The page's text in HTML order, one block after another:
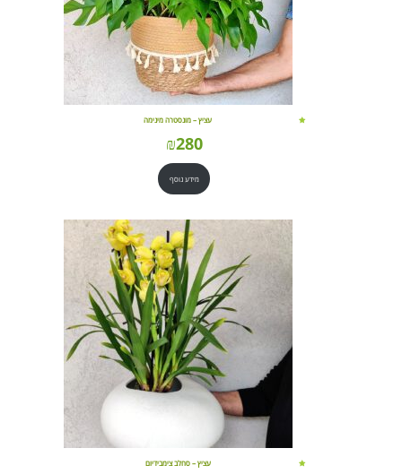
עציץ – מונסטרה מינימה
₪280
מידע נוסף
עציץ – סחלב צימבידיום